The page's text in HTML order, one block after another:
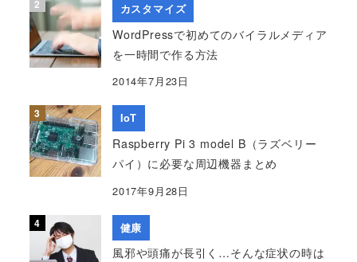
カスタマイズ
WordPressで初めてのバイラルメディア
を一時間で作る方法
2014年7月23日
IoT
Raspberry Pi 3 model B（ラズベリー
パイ）に必要な周辺機器まとめ
2017年9月28日
健康
風邪や頭痛が長引く…そんな症状の時は